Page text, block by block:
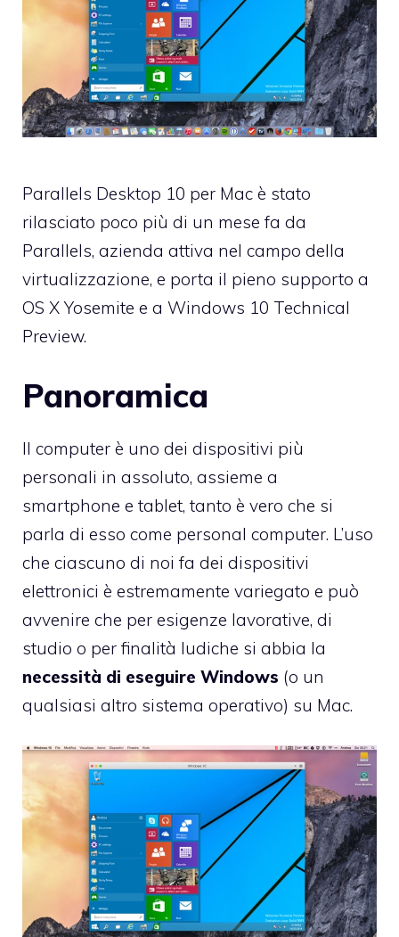
Parallels Desktop 10 per Mac è stato
rilasciato poco più di un mese fa da
Parallels, azienda attiva nel campo della
virtualizzazione, e porta il pieno supporto a
OS X Yosemite e a Windows 10 Technical
Preview.
Panoramica
Il computer è uno dei dispositivi più
personali in assoluto, assieme a
smartphone e tablet, tanto è vero che si
parla di esso come personal computer. L’uso
che ciascuno di noi fa dei dispositivi
elettronici è estremamente variegato e può
avvenire che per esigenze lavorative, di
studio o per finalità ludiche si abbia la
necessità di eseguire Windows (o un
qualsiasi altro sistema operativo) su Mac.